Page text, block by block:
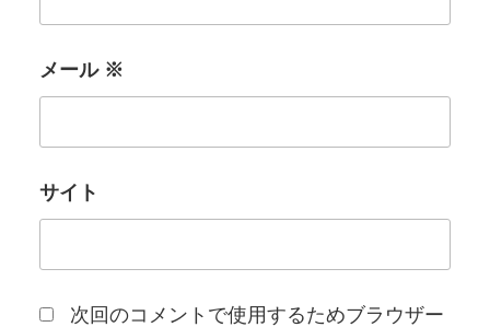
メール ※
サイト
次回のコメントで使用するためブラウザー